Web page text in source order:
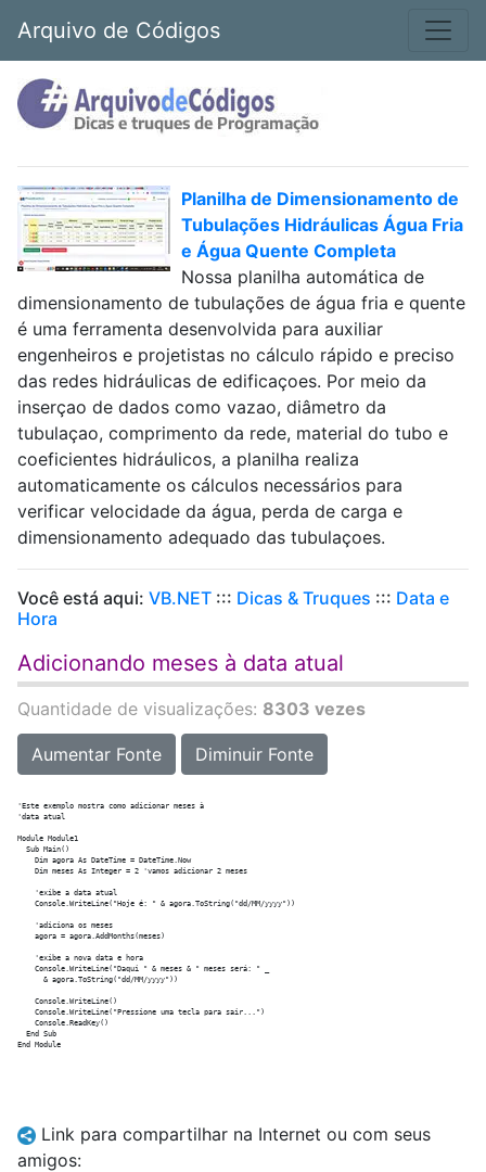
Arquivo de Códigos
Planilha de Dimensionamento de
Tubulações Hidráulicas Água Fria
e Água Quente Completa
Nossa planilha automática de
dimensionamento de tubulações de água fria e quente
é uma ferramenta desenvolvida para auxiliar
engenheiros e projetistas no cálculo rápido e preciso
das redes hidráulicas de edificaçoes. Por meio da
inserçao de dados como vazao, diâmetro da
tubulaçao, comprimento da rede, material do tubo e
coeficientes hidráulicos, a planilha realiza
automaticamente os cálculos necessários para
verificar velocidade da água, perda de carga e
dimensionamento adequado das tubulaçoes.
Você está aqui: VB.NET ::: Dicas & Truques ::: Data e
Hora
Adicionando meses à data atual
Quantidade de visualizações: 8303 vezes
Aumentar Fonte Diminuir Fonte
'Este exemplo mostra como adicionar meses à
'data atual
Module Module1
  Sub Main()
    Dim agora As DateTime = DateTime.Now
    Dim meses As Integer = 2 'vamos adicionar 2 meses
    'exibe a data atual
    Console.WriteLine("Hoje é: " & agora.ToString("dd/MM/yyyy"))
    'adiciona os meses
    agora = agora.AddMonths(meses)
    'exibe a nova data e hora
    Console.WriteLine("Daqui " & meses & " meses será: " _
      & agora.ToString("dd/MM/yyyy"))
    Console.WriteLine()
    Console.WriteLine("Pressione uma tecla para sair...")
    Console.ReadKey()
  End Sub
Link para compartilhar na Internet ou com seus
amigos: